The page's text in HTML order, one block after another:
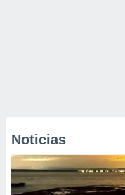
Noticias